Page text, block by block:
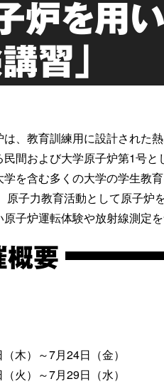
子炉を用
習」
、教育訓練用に設計された熱
間および大学原子炉第1号
を含む多くの大学の学生教
原子力教育活動として原子炉
子炉運転体験や放射線測定
概要
木）～7月24日（金）
火）～7月29日（水）